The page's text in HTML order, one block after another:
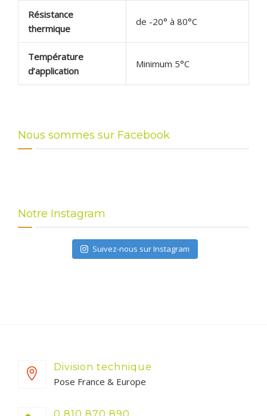
Résistance
thermique
de -20° à 80°C
Température
d’application
Minimum 5°C
Nous sommes sur Facebook
Notre Instagram
Suivez-nous sur Instagram
Division technique
Pose France & Europe